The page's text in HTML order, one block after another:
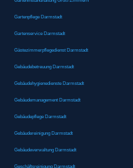
Gartenpflege Darmstadt
Gartenservice Darmstadt
Gästezimmerpflegedienst Darmstadt
Gebäudebetreuung Darmstadt
Gebäudehygienedienste Darmstadt
Gebäudemanagement Darmstadt
Gebäudepflege Darmstadt
Gebäudereinigung Darmstadt
Gebäudeverwaltung Darmstadt
Geschäftsreinigung Darmstadt